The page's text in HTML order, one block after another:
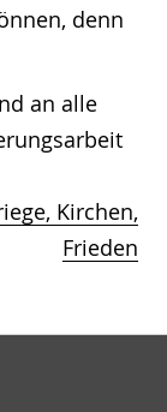
denn
an alle
Kirchen,
Frieden